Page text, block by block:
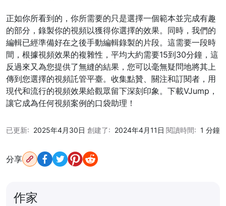
正如你所看到的，你所需要的只是選擇一個範本並完成有趣
的部分，錄製你的視頻以獲得你選擇的效果。同時，我們的
編輯已經準備好在之後手動編輯錄製的片段。這需要一段時
間，根據視頻效果的複雜性，平均大約需要15到30分鐘，這
反過來又為您提供了無縫的結果，您可以毫無疑問地將其上
傳到您選擇的視頻託管平臺。收集點贊、關注和訂閱者，用
現代和流行的視頻效果給觀眾留下深刻印象。下載VJump，
讓它成為任何視頻案例的口袋助理！
已更新: 2025年4月30日 創建了: 2024年4月11日 閱讀時間: 1 分鐘
分享
作家